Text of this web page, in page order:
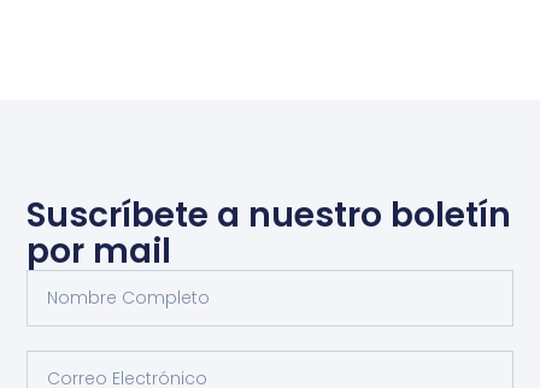
Suscríbete a nuestro boletín
por mail